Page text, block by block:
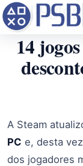
14
A Steam
PC e, desta
dos jogadores